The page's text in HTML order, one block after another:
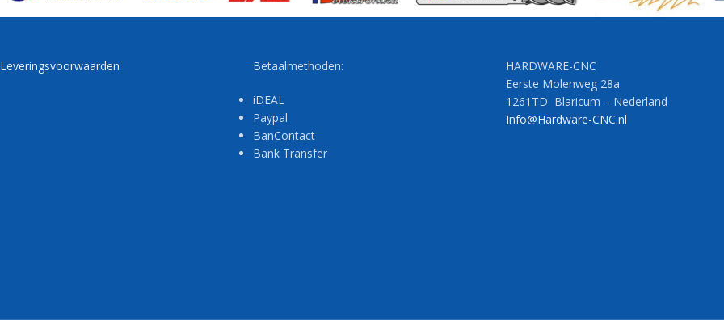
Leveringsvoorwaarden Betaalmethoden:
iDEAL
Paypal
BanContact
Bank Transfer
HARDWARE-CNC
Eerste Molenweg 28a
1261TD Blaricum – Nederland
Info@Hardware-CNC.nl